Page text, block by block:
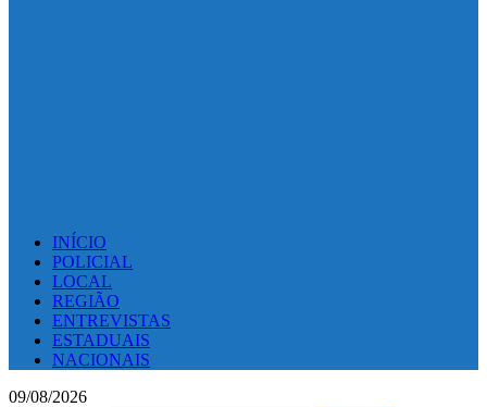
INÍCIO
POLICIAL
LOCAL
REGIÃO
ENTREVISTAS
ESTADUAIS
NACIONAIS
09/08/2026